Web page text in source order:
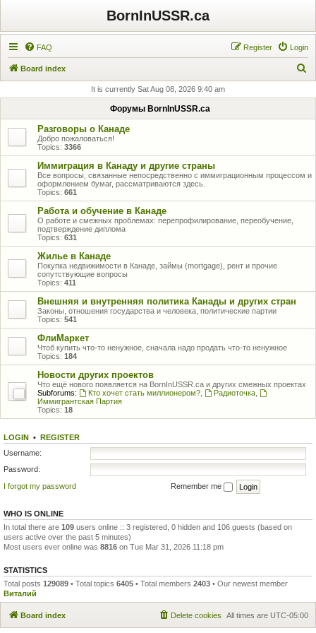
BornInUSSR.ca
FAQ Login
Register
Board index
r
It is currently Sat Aug 08, 2026 9:40 am
Форумы BornInUSSR.ca
Разговоры о Канаде
Добро пожаловаться!
Topics: 3366
Иммиграция в Канаду и другие страны
Все вопросы, связанные непосредственно с иммиграционным процессом и
оформлением бумаг, рассматриваются здесь.
Topics: 661
Работа и обучение в Канаде
О работе и смежных проблемах: перепрофилирование, переобучение,
подтверждение диплома
Topics: 631
Жилье в Канаде
Покупка недвижимости в Канаде, займы (mortgage), рент и прочие
сопутствующие вопросы
Topics: 411
Внешняя и внутренняя политика Канады и других стран
Законы, отношения государства и человека, политические партии
Topics: 541
ФлиМаркет
Чтоб купить что-то ненужное, сначала надо продать что-то ненужное
Topics: 184
Новости других проектов
Что ещё нового появляется на BornInUSSR.ca и других смежных проектах
Subforums:
Кто хочет стать миллионером?, Радиоточка,
Иммигрантская Партия
Topics: 18
LOGIN • REGISTER
Username:
Password:
I forgot my password
Remember me
WHO IS ONLINE
In total there are 109 users online :: 3 registered, 0 hidden and 106 guests (based on
users active over the past 5 minutes)
Most users ever online was 8816 on Tue Mar 31, 2026 11:18 pm
STATISTICS
Total posts 129089 • Total topics 6405 • Total members 2403 • Our newest member
Виталий
Board index All times are UTC-05:00
Delete cookies